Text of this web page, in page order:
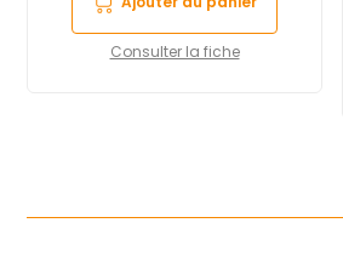
Consulter la fiche